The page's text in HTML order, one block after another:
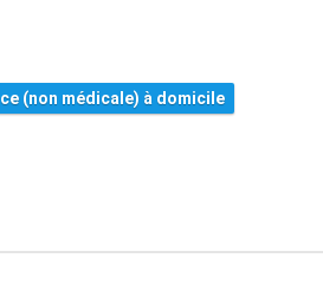
(non médicale) à domicile